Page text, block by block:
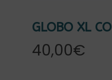
GLOBO XL
40,00€